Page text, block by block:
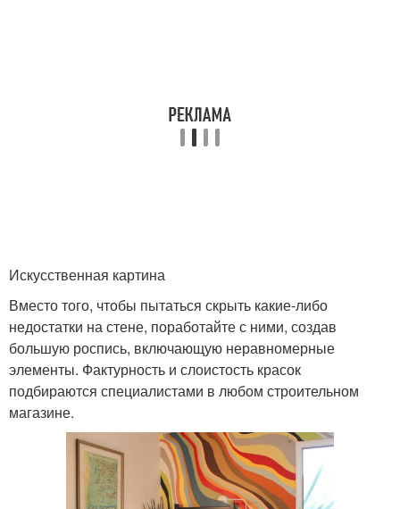
Искусственная картина
Вместо того, чтобы пытаться скрыть какие-либо
недостатки на стене, поработайте с ними, создав
большую роспись, включающую неравномерные
элементы. Фактурность и слоистость красок
подбираются специалистами в любом строительном
магазине.